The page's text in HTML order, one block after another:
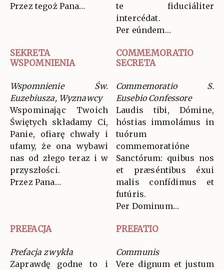
Przez tegoż Pana…
te fiduciáliter
intercédat.
Per eúndem…
SEKRETA
WSPOMNIENIA
COMMEMORATIO
SECRETA
Wspomnienie Św.
Euzebiusza, Wyznawcy
Wspominając Twoich
Świętych składamy Ci,
Panie, ofiarę chwały i
ufamy, że ona wybawi
nas od złego teraz i w
przyszłości.
Przez Pana…
Commemoratio S.
Eusebio Confessore
Laudis tibi, Dómine,
hóstias immolámus in
tuórum
commemoratióne
Sanctórum: quibus nos
et præséntibus éxui
malis confídimus et
futúris.
Per Dominum…
PREFACJA PREFATIO
Prefacja zwykła
Zaprawdę godne to i
Communis
Vere dignum et justum